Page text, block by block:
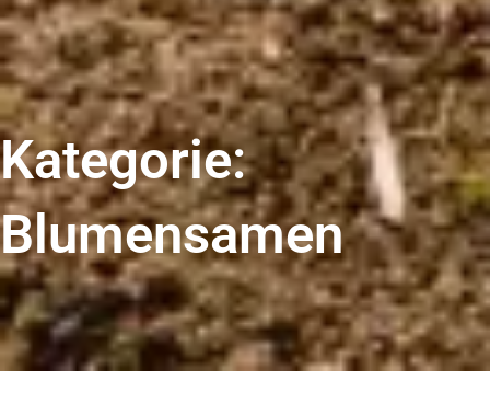
Kategorie:
Blumensamen